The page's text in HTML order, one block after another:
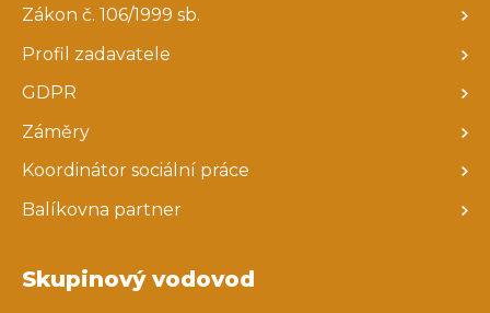
Zákon č. 106/1999 sb.
Profil zadavatele
GDPR
Záměry
Koordinátor sociální práce
Balíkovna partner
Skupinový vodovod